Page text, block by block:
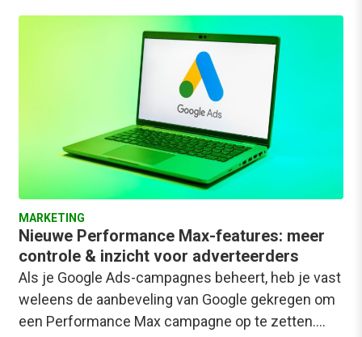
MARKETING
Nieuwe Performance Max-features: meer
controle & inzicht voor adverteerders
Als je Google Ads-campagnes beheert, heb je vast
weleens de aanbeveling van Google gekregen om
een Performance Max campagne op te zetten.…